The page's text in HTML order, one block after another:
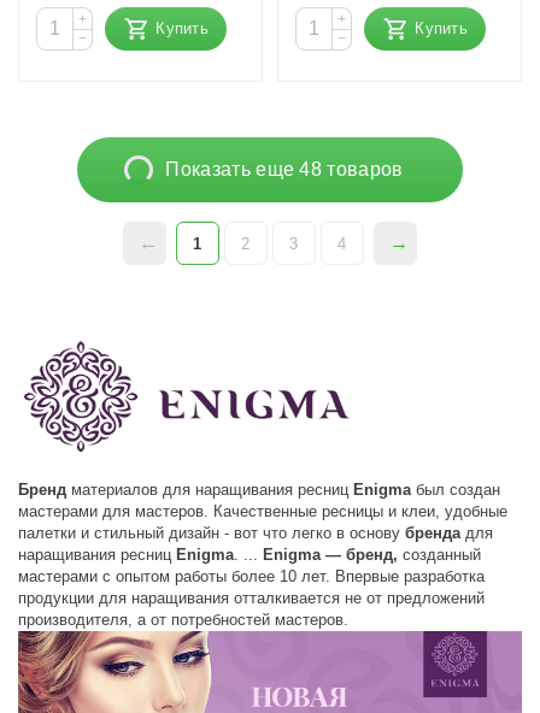
Бренд материалов для наращивания ресницEnigma был создан
мастерами для мастеров. Качественные ресницы и клеи, удобные
палетки и стильный дизайн - вот что легко в основубренда для
наращивания ресницEnigma . ...Enigma —бренд, созданный
мастерами с опытом работы более 10 лет. Впервые разработка
продукции для наращивания отталкивается не от предложений
производителя, а от потребностей мастеров.
+
−
Купить
+
−
Купить
Показать еще 48 товаров
1 2 3 4